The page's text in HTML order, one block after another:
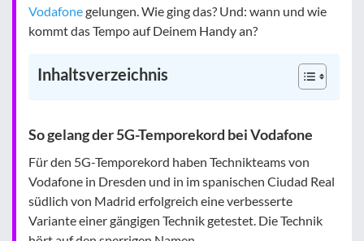
Vodafonegelungen. Wie ging das? Und: wann und wie
kommt das Tempo auf Deinem Handy an?
Inhaltsverzeichnis
So gelang der 5G-Temporekord bei Vodafone
Für den 5G-Temporekord haben Technikteams von
Vodafone in Dresden und in im spanischen Ciudad Real
südlich von Madrid erfolgreich eine verbesserte
Variante einer gängigen Technik getestet. Die Technik